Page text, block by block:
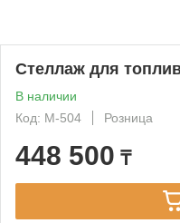
Стеллаж для
В наличии
Код: М-504
Розница
448 500 ₸